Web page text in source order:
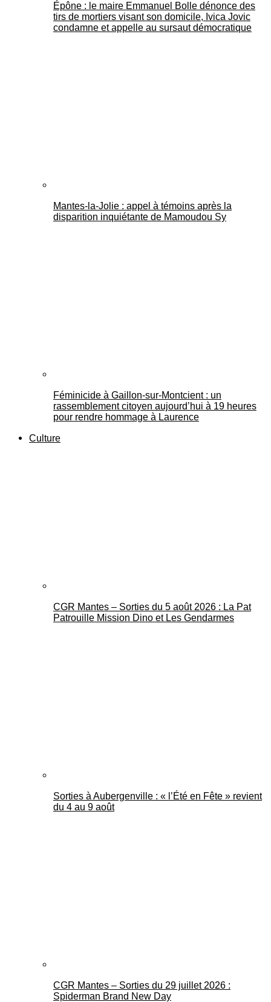
Épône : le maire Emmanuel Bolle dénonce des
tirs de mortiers visant son domicile, Ivica Jovic
condamne et appelle au sursaut démocratique
Mantes-la-Jolie : appel à témoins après la
disparition inquiétante de Mamoudou Sy
Féminicide à Gaillon‑sur‑Montcient : un
rassemblement citoyen aujourd’hui à 19 heures
pour rendre hommage à Laurence
Culture
CGR Mantes – Sorties du 5 août 2026 : La Pat
Patrouille Mission Dino et Les Gendarmes
Sorties à Aubergenville : « l’Été en Fête » revient
du 4 au 9 août
CGR Mantes – Sorties du 29 juillet 2026 :
Spiderman Brand New Day